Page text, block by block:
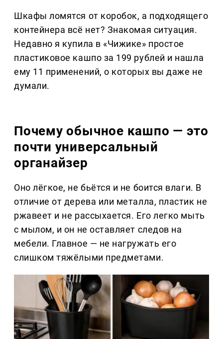
Шкафы ломятся от коробок, а подходящего
контейнера всё нет? Знакомая ситуация.
Недавно я купила в «Чижике» простое
пластиковое кашпо за 199 рублей и нашла
ему 11 применений, о которых вы даже не
думали.
Почему обычное кашпо — это
почти универсальный
органайзер
Оно лёгкое, не бьётся и не боится влаги. В
отличие от дерева или металла, пластик не
ржавеет и не рассыхается. Его легко мыть
с мылом, и он не оставляет следов на
мебели. Главное — не нагружать его
слишком тяжёлыми предметами.